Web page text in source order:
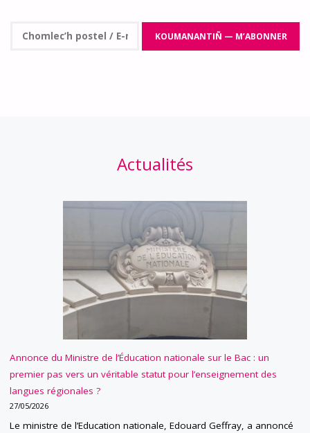
Actualités
Annonce du Ministre de l’Éducation nationale sur le Bac : un
premier pas vers un véritable statut pour l’enseignement des
langues régionales ?
27/05/2026
Le ministre de l’Education nationale, Edouard Geffray, a annoncé